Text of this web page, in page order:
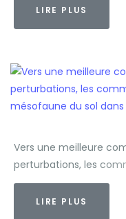
LIRE PLUS
Vers une meilleure
perturbations, les
mésofaune du sol
LIRE PLUS